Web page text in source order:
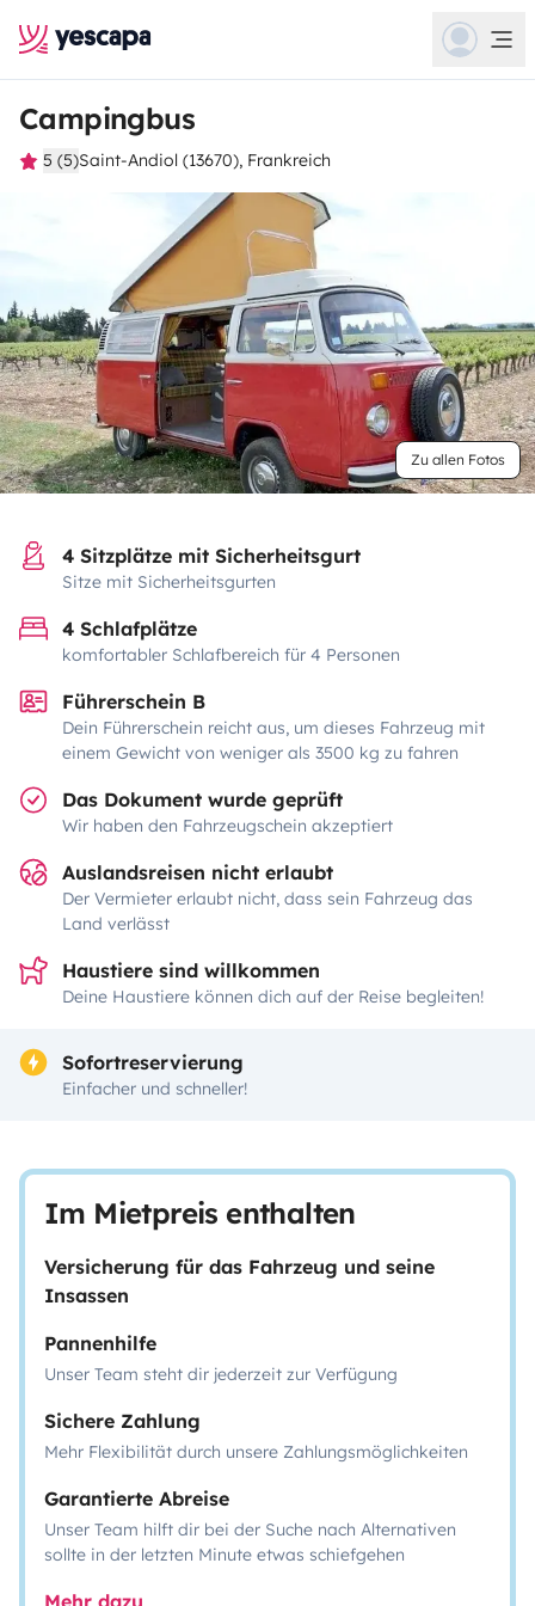
Campingbus
5 (5)Saint-Andiol (13670), Frankreich
Zu allen Fotos
4 Sitzplätze mit Sicherheitsgurt
Sitze mit Sicherheitsgurten
4 Schlafplätze
komfortabler Schlafbereich für 4 Personen
Führerschein B
Dein Führerschein reicht aus, um dieses Fahrzeug mit
einem Gewicht von weniger als 3500 kg zu fahren
Das Dokument wurde geprüft
Wir haben den Fahrzeugschein akzeptiert
Auslandsreisen nicht erlaubt
Der Vermieter erlaubt nicht, dass sein Fahrzeug das
Land verlässt
Haustiere sind willkommen
Deine Haustiere können dich auf der Reise begleiten!
Sofortreservierung
Einfacher und schneller!
Im Mietpreis enthalten
Versicherung für das Fahrzeug und seine
Insassen
Pannenhilfe
Unser Team steht dir jederzeit zur Verfügung
Sichere Zahlung
Mehr Flexibilität durch unsere Zahlungsmöglichkeiten
Garantierte Abreise
Unser Team hilft dir bei der Suche nach Alternativen
sollte in der letzten Minute etwas schiefgehen
Mehr dazu